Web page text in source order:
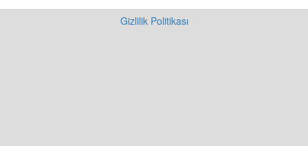
Gizlilik Politikası